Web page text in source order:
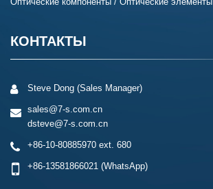
Оптические компоненты / Оптические элементы
КОНТАКТЫ
Steve Dong (Sales Manager)
sales@7-s.com.cn
dsteve@7-s.com.cn
+86-10-80885970 ext. 680
+86-13581866021 (WhatsApp)